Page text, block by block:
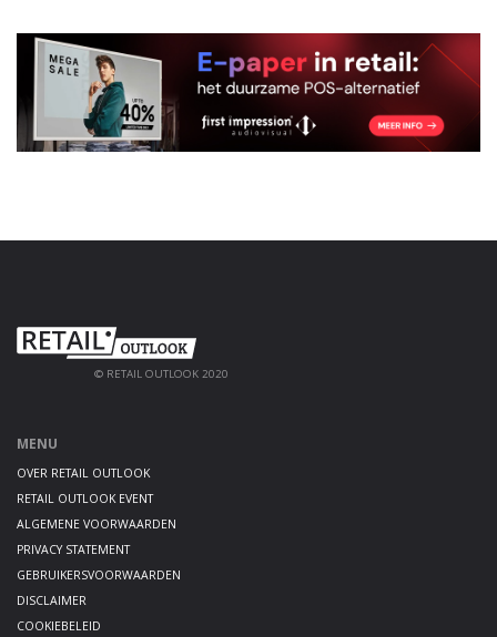
© RETAIL OUTLOOK 2020
MENU
OVER RETAIL OUTLOOK
RETAIL OUTLOOK EVENT
ALGEMENE VOORWAARDEN
PRIVACY STATEMENT
GEBRUIKERSVOORWAARDEN
DISCLAIMER
COOKIEBELEID